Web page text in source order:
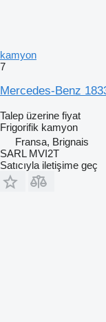
kamyon
7
Mercedes-Benz
Talep üzerine fiyat
Frigorifik kamyon
Fransa, Brignais
SARL MVI2T
Satıcıyla iletişime geç